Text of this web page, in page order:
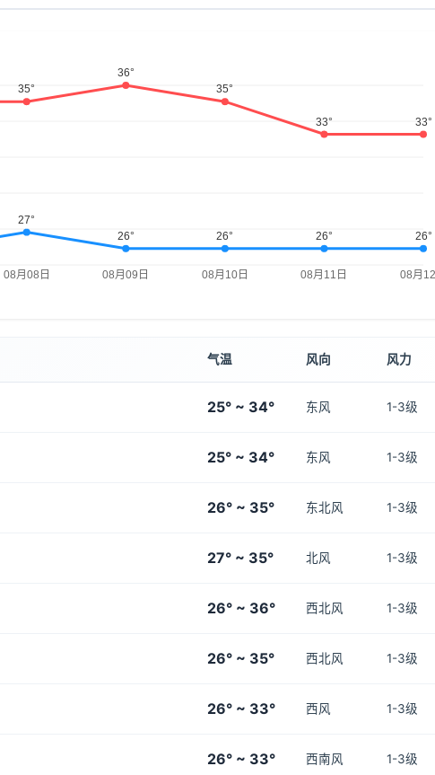
气温 风向 风力
25° ~ 34° 东风 1-3级
25° ~ 34° 东风 1-3级
26° ~ 35° 东北风 1-3级
27° ~ 35° 北风 1-3级
26° ~ 36° 西北风 1-3级
26° ~ 35° 西北风 1-3级
26° ~ 33° 西风 1-3级
26° ~ 33° 西南风 1-3级